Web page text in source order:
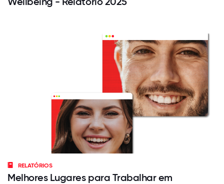
RELATÓRIOS
Melhores Lugares para Trabalhar em